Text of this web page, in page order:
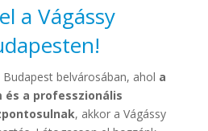
a Vágássy
belvárosában, ahol a
és a professzionális
, akkor a Vágássy